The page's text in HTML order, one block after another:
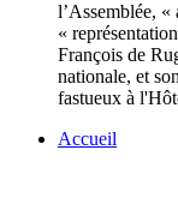
François de
nationale, et
fastueux à
Accueil